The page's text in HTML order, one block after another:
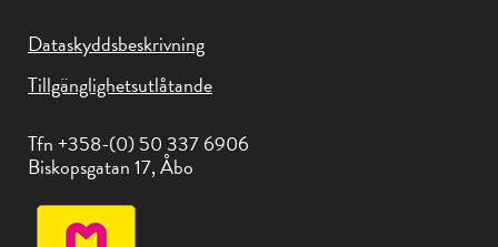
Dataskyddsbeskrivning
Tillgänglighetsutlåtande
Tfn +358-(0) 50 337 6906
Biskopsgatan 17, Åbo